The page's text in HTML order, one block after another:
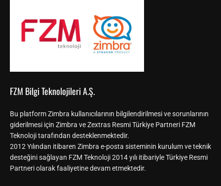
FZM Bilgi Teknolojileri A.Ş.
Bu platform Zimbra kullanıcılarının bilgilendirilmesi ve sorunlarının
giderilmesi için Zimbra ve Zextras Resmi Türkiye Partneri FZM
Teknoloji tarafından desteklenmektedir.
2012 Yılından itibaren Zimbra e-posta sisteminin kurulum ve teknik
desteğini sağlayan FZM Teknoloji 2014 yılı itibariyle Türkiye Resmi
Partneri olarak faaliyetine devam etmektedir.